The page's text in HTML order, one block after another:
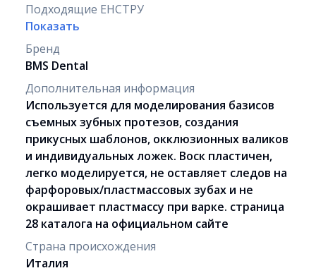
Подходящие ЕНСТРУ
Показать
Бренд
BMS Dental
Дополнительная информация
Используется для моделирования базисов
съемных зубных протезов, создания
прикусных шаблонов, окклюзионных валиков
и индивидуальных ложек. Воск пластичен,
легко моделируется, не оставляет следов на
фарфоровых/пластмассовых зубах и не
окрашивает пластмассу при варке. страница
28 каталога на официальном сайте
Страна происхождения
Италия